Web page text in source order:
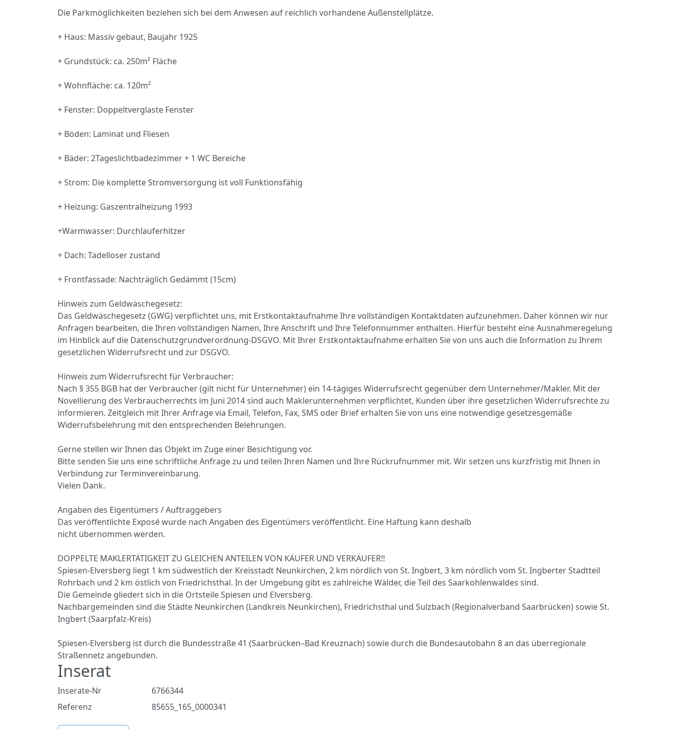
Die Parkmöglichkeiten beziehen sich bei dem Anwesen auf reichlich vorhandene Außenstellplätze.
+ Haus: Massiv gebaut, Baujahr 1925
+ Grundstück: ca. 250m² Fläche
+ Wohnfläche: ca. 120m²
+ Fenster: Doppeltverglaste Fenster
+ Böden: Laminat und Fliesen
+ Bäder: 2Tageslichtbadezimmer + 1 WC Bereiche
+ Strom: Die komplette Stromversorgung ist voll Funktionsfähig
+ Heizung: Gaszentralheizung 1993
+Warmwasser: Durchlauferhitzer
+ Dach: Tadelloser zustand
+ Frontfassade: Nachträglich Gedämmt (15cm)
Hinweis zum Geldwäschegesetz:
Das Geldwäschegesetz (GWG) verpflichtet uns, mit Erstkontaktaufnahme Ihre vollständigen Kontaktdaten aufzunehmen. Daher können wir nur
Anfragen bearbeiten, die Ihren vollständigen Namen, Ihre Anschrift und Ihre Telefonnummer enthalten. Hierfür besteht eine Ausnahmeregelung
im Hinblick auf die Datenschutzgrundverordnung-DSGVO. Mit Ihrer Erstkontaktaufnahme erhalten Sie von uns auch die Information zu Ihrem
gesetzlichen Widerrufsrecht und zur DSGVO.
Hinweis zum Widerrufsrecht für Verbraucher:
Nach § 355 BGB hat der Verbraucher (gilt nicht für Unternehmer) ein 14-tägiges Widerrufsrecht gegenüber dem Unternehmer/Makler. Mit der
Novellierung des Verbraucherrechts im Juni 2014 sind auch Maklerunternehmen verpflichtet, Kunden über ihre gesetzlichen Widerrufsrechte zu
informieren. Zeitgleich mit Ihrer Anfrage via Email, Telefon, Fax, SMS oder Brief erhalten Sie von uns eine notwendige gesetzesgemäße
Widerrufsbelehrung mit den entsprechenden Belehrungen.
Gerne stellen wir Ihnen das Objekt im Zuge einer Besichtigung vor.
Bitte senden Sie uns eine schriftliche Anfrage zu und teilen Ihren Namen und Ihre Rückrufnummer mit. Wir setzen uns kurzfristig mit Ihnen in
Verbindung zur Terminvereinbarung.
Vielen Dank.
Angaben des Eigentümers / Auftraggebers
Das veröffentlichte Exposé wurde nach Angaben des Eigentümers veröffentlicht. Eine Haftung kann deshalb
nicht übernommen werden.
DOPPELTE MAKLERTÄTIGKEIT ZU GLEICHEN ANTEILEN VON KÄUFER UND VERKÄUFER!!
Spiesen-Elversberg liegt 1 km südwestlich der Kreisstadt Neunkirchen, 2 km nördlich von St. Ingbert, 3 km nördlich vom St. Ingberter Stadtteil
Rohrbach und 2 km östlich von Friedrichsthal. In der Umgebung gibt es zahlreiche Wälder, die Teil des Saarkohlenwaldes sind.
Die Gemeinde gliedert sich in die Ortsteile Spiesen und Elversberg.
Nachbargemeinden sind die Städte Neunkirchen (Landkreis Neunkirchen), Friedrichsthal und Sulzbach (Regionalverband Saarbrücken) sowie St.
Ingbert (Saarpfalz-Kreis)
Spiesen-Elversberg ist durch die Bundesstraße 41 (Saarbrücken–Bad Kreuznach) sowie durch die Bundesautobahn 8 an das überregionale
Straßennetz angebunden.
Inserat
Inserate-Nr
6766344
Referenz
85655_165_0000341